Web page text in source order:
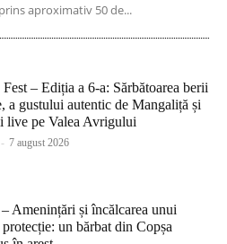
aproximativ 50 de...
– Ediția a 6-a: Sărbătoarea berii
a gustului autentic de Mangaliță și
live pe Valea Avrigului
- 7 august 2026
Amenințări și încălcarea unui
un bărbat din Copșa